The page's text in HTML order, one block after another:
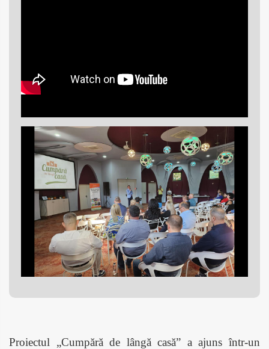
Proiectul „Cumpără de lângă casă” a ajuns într-un